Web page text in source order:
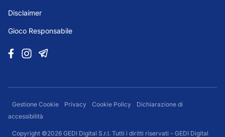
Disclaimer
Gioco Responsabile
Gestione Cookie Privacy Cookie Policy
Dichiarazione di
accessibilità
Copyright ©2026 GEDI Digital S.r.l. Tutti i diritti riservati - GEDI Digital